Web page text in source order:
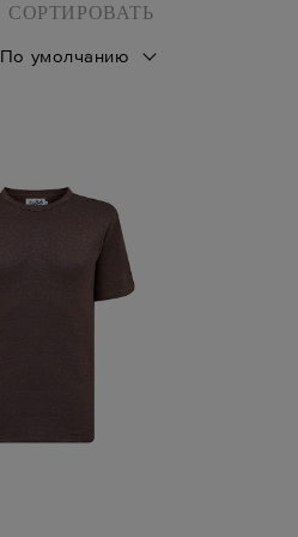
СОРТИРОВАТЬ
По умолчанию